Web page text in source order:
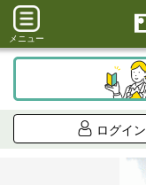
メニュー
ログイン